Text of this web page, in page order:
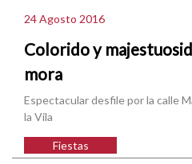
24 Agosto 2016
Colorido y
mora
Espectacular desfile por la calle
la Vila
Fiestas